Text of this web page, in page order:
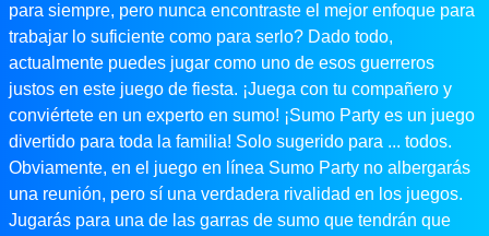
para siempre, pero nunca encontraste el mejor enfoque para
trabajar lo suficiente como para serlo? Dado todo,
actualmente puedes jugar como uno de esos guerreros
justos en este juego de fiesta. ¡Juega con tu compañero y
conviértete en un experto en sumo! ¡Sumo Party es un juego
divertido para toda la familia! Solo sugerido para ... todos.
Obviamente, en el juego en línea Sumo Party no albergarás
una reunión, pero sí una verdadera rivalidad en los juegos.
Jugarás para una de las garras de sumo que tendrán que